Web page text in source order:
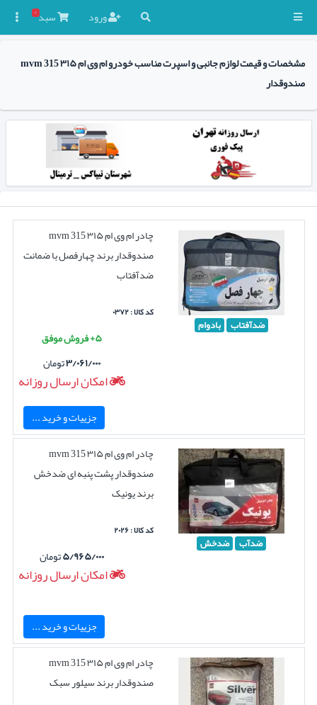
ورود سبد۰
مشخصات و قیمت لوازم جانبی و اسپرت مناسب خودرو ام وی ام ۳۱۵ mvm 315
صندوقدار
ضدآفتاب بادوام
چادر ام وی ام ۳۱۵ mvm 315
صندوقدار برند چهارفصل با ضمانت
ضدآفتاب
کد کالا : ۰۳۷۲
۵+ فروش موفق
۳/۰۶۱/۰۰۰تومان
امکان ارسال روزانه
جزییات و خرید ...
ضدآب ضدخش
چادر ام وی ام ۳۱۵ mvm 315
صندوقدار پشت پنبه ای ضدخش
برند یونیک
کد کالا : ۲۰۲۶
۵/۹۶۵/۰۰۰تومان
امکان ارسال روزانه
جزییات و خرید ...
چادر ام وی ام ۳۱۵ mvm 315
صندوقدار برند سیلور سبک